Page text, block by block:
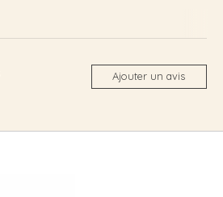
Ajouter un avis